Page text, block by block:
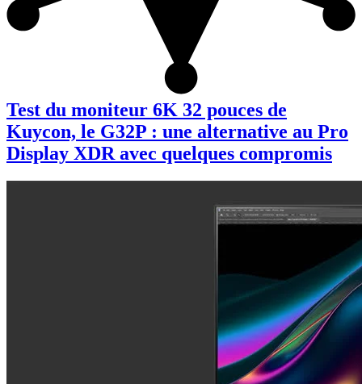
Test du moniteur 6K 32 pouces de
Kuycon, le G32P : une alternative au Pro
Display XDR avec quelques compromis